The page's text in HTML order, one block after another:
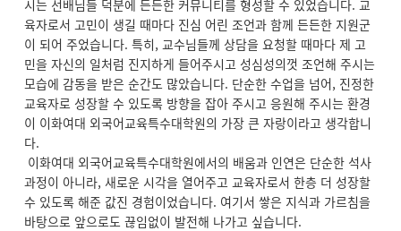
시는 선배님들 덕분에 든든한 커뮤니티를 형성할 수 있었습니다. 교
육자로서 고민이 생길 때마다 진심 어린 조언과 함께 든든한 지원군
이 되어 주었습니다. 특히, 교수님들께 상담을 요청할 때마다 제 고
민을 자신의 일처럼 진지하게 들어주시고 성심성의껏 조언해 주시는
모습에 감동을 받은 순간도 많았습니다. 단순한 수업을 넘어, 진정한
교육자로 성장할 수 있도록 방향을 잡아 주시고 응원해 주시는 환경
이 이화여대 외국어교육특수대학원의 가장 큰 자랑이라고 생각합니
다.
이화여대 외국어교육특수대학원에서의 배움과 인연은 단순한 석사
과정이 아니라, 새로운 시각을 열어주고 교육자로서 한층 더 성장할
수 있도록 해준 값진 경험이었습니다. 여기서 쌓은 지식과 가르침을
바탕으로 앞으로도 끊임없이 발전해 나가고 싶습니다.